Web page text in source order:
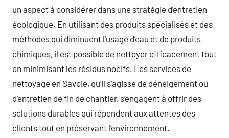
un aspect à considérer dans une stratégie d’entretien
écologique. En utilisant des produits spécialisés et des
méthodes qui diminuent l’usage d’eau et de produits
chimiques, il est possible de nettoyer efficacement tout
en minimisant les résidus nocifs. Les services de
nettoyage en Savoie, qu’il s’agisse de déneigement ou
d’entretien de fin de chantier, s’engagent à offrir des
solutions durables qui répondent aux attentes des
clients tout en préservant l’environnement.